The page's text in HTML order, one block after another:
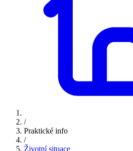
/
Praktické info
/
Životní situace